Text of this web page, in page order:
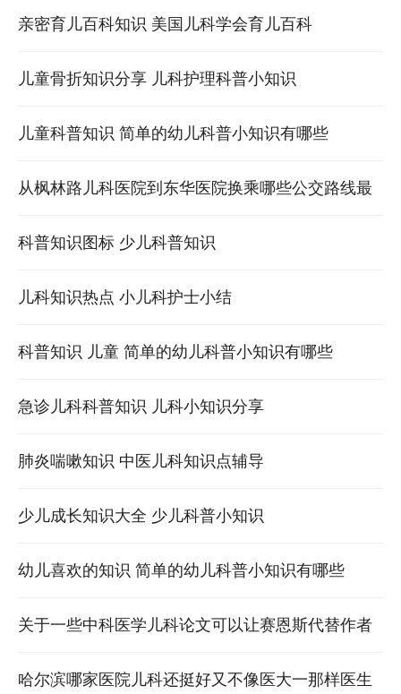
亲密育儿百科知识 美国儿科学会育儿百科
儿童骨折知识分享 儿科护理科普小知识
儿童科普知识 简单的幼儿科普小知识有哪些
从枫林路儿科医院到东华医院换乘哪些公交路线最
便捷
科普知识图标 少儿科普知识
儿科知识热点 小儿科护士小结
科普知识 儿童 简单的幼儿科普小知识有哪些
急诊儿科科普知识 儿科小知识分享
肺炎喘嗽知识 中医儿科知识点辅导
少儿成长知识大全 少儿科普小知识
幼儿喜欢的知识 简单的幼儿科普小知识有哪些
关于一些中科医学儿科论文可以让赛恩斯代替作者
发表吗？
哈尔滨哪家医院儿科还挺好又不像医大一那样医生